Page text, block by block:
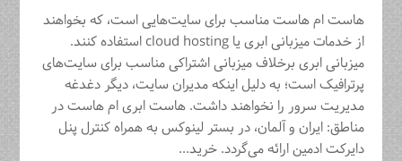
هاست ام هاست مناسب برای سایت‌هایی است، که بخواهند
از خدمات میزبانی ابری یا cloud hosting استفاده کنند.
میزبانی ابری برخلاف میزبانی اشتراکی مناسب برای سایت‌های
پرترافیک است؛ به دلیل اینکه مدیران سایت، دیگر دغدغه
مدیریت سرور را نخواهند داشت. هاست ابری ام هاست در
مناطق: ایران و آلمان، در بستر لینوکس به همراه کنترل پنل
دایرکت ادمین ارائه می‌گردد. خرید...